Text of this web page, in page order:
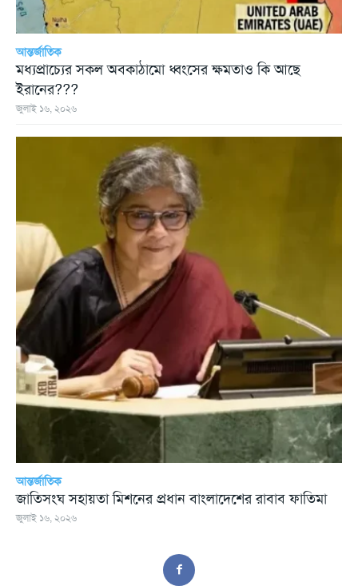
আন্তর্জাতিক
মধ্যপ্রাচ্যের সকল অবকাঠামো ধ্বংসের ক্ষমতাও কি আছে
ইরানের???
জুলাই ১৬, ২০২৬
আন্তর্জাতিক
জাতিসংঘ সহায়তা মিশনের প্রধান বাংলাদেশের রাবাব ফাতিমা
জুলাই ১৬, ২০২৬